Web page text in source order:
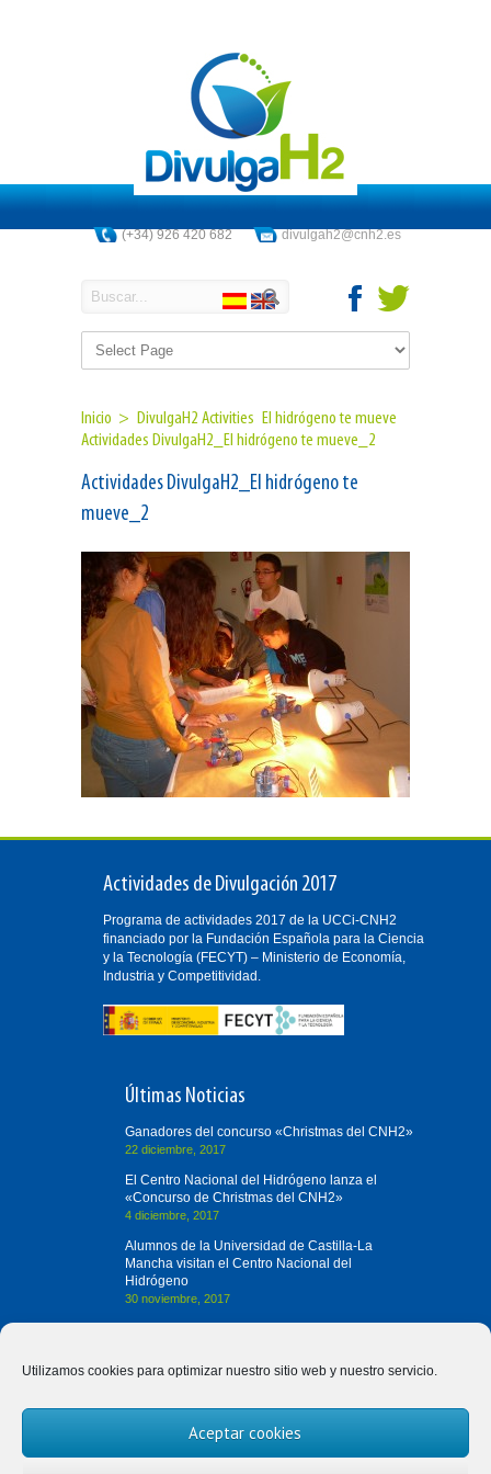
Utilizamos cookies para optimizar nuestro sitio web y nuestro servicio.
Aceptar cookies
(+34) 926 420 682 divulgah2@cnh2.es
Inicio > DivulgaH2 Activities El hidrógeno te mueve
Actividades DivulgaH2_El hidrógeno te mueve_2
Actividades DivulgaH2_El hidrógeno te
mueve_2
Actividades de Divulgación 2017
Programa de actividades 2017 de la UCCi-CNH2
financiado por la Fundación Española para la Ciencia
y la Tecnología (FECYT) – Ministerio de Economía,
Industria y Competitividad.
Últimas Noticias
Ganadores del concurso «Christmas del CNH2»
22 diciembre, 2017
El Centro Nacional del Hidrógeno lanza el
«Concurso de Christmas del CNH2»
4 diciembre, 2017
Alumnos de la Universidad de Castilla-La
Mancha visitan el Centro Nacional del
Hidrógeno
30 noviembre, 2017
Contacta con Nosotros
(+34) 926 420 682
divulgah2@cnh2.es